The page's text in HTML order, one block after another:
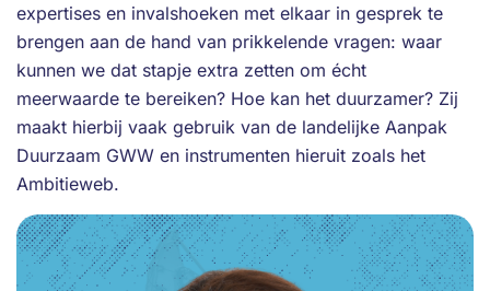
expertises en invalshoeken met elkaar in gesprek te
brengen aan de hand van prikkelende vragen: waar
kunnen we dat stapje extra zetten om écht
meerwaarde te bereiken? Hoe kan het duurzamer? Zij
maakt hierbij vaak gebruik van de landelijke Aanpak
Duurzaam GWW en instrumenten hieruit zoals het
Ambitieweb.